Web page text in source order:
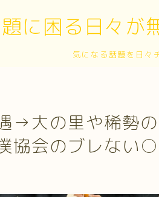
に困る日々が
気になる話題を日々
→大の里や稀勢
協会のブレない